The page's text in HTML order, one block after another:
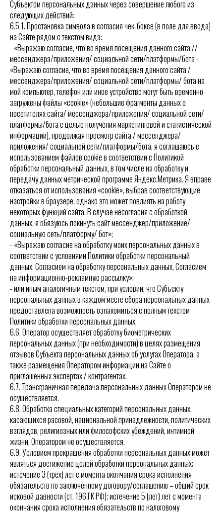
Субъектом персональных данных через совершение любого из
следующих действий:
6.5.1. Простановка символа в согласия чек-боксе (в поле для ввода)
на Сайте рядом с текстом вида:
- «Выражаю согласие, что во время посещения данного сайта //
мессенджера/приложения/ социальной сети/платформы/бота -
«Выражаю согласие, что во время посещения данного сайта /
мессенджера/приложения/ социальной сети/платформы/ бота на
мой компьютер, телефон или иное устройство могут быть временно
загружены файлы «cookie» (небольшие фрагменты данных о
посетителях сайта/ мессенджера/приложения/ социальной сети/
платформы/бота с целью получения маркетинговой и статистической
информации), продолжая просмотр сайта / мессенджера/
приложения/ социальной сети/платформы/бота, я соглашаюсь с
использованием файлов cookie в соответствии с Политикой
обработки персональный данных, в том числе на обработку и
передачу данных метрической программе Яндекс.Метрика. Я вправе
отказаться от использования «cookie», выбрав соответствующие
настройки в браузере, однако это может повлиять на работу
некоторых функций сайта. В случае несогласия с обработкой
данных, я обязуюсь покинуть сайт мессенджер/приложение/
социальную сеть/платформу/ бот»;
- «Выражаю согласие на обработку моих персональных данных в
соответствии с условиями Политики обработки персональный
данных, Согласием на обработку персональных данных, Согласием
на информационно-рекламную рассылку»;
- или иным аналогичным текстом, при условии, что Субъекту
персональных данных в каждом месте сбора персональных данных
предоставлена возможность ознакомиться с полным текстом
Политики обработки персональных данных.
6.6. Оператор осуществляет обработку биометрических
персональных данных (при необходимости) в целях размещения
отзывов Субъекта персональных данных об услугах Оператора, а
также размещения Оператором информации на Сайте о
приглашенных экспертах / контрагентах.
6.7. Трансграничная передача персональных данных Оператором не
осуществляется.
6.8. Обработка специальных категорий персональных данных,
касающихся расовой, национальной принадлежности, политических
взглядов, религиозных или философских убеждений, интимной
жизни, Оператором не осуществляется.
6.9. Условием прекращения обработки персональных данных может
являться достижение целей обработки персональных данных;
истечение 3 (трех) лет с момента окончания срока исполнения
обязательств по заключенному договору/соглашению – общий срок
исковой давности (ст. 196 ГК РФ); истечение 5 (лет) лет с момента
окончания срока исполнения обязательств по налоговому